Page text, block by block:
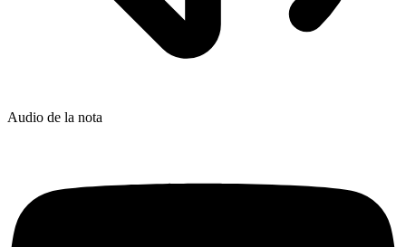
Audio de la nota